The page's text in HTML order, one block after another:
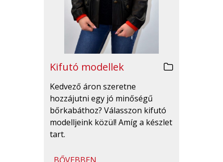
Kifutó modellek
Kedvező áron szeretne
hozzájutni egy jó minőségű
bőrkabáthoz? Válasszon kifutó
modelljeink közül! Amíg a készlet
tart.
BŐVEBBEN